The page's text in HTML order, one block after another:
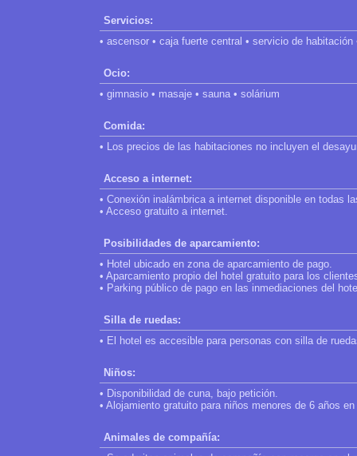
Servicios:
• ascensor • caja fuerte central • servicio de
Ocio:
• gimnasio • masaje • sauna • solárium
Comida:
• Los precios de las habitaciones no incluyen el
Acceso a internet:
• Conexión inalámbrica a internet disponible en todas
• Acceso gratuito a internet.
Posibilidades de aparcamiento:
• Hotel ubicado en zona de aparcamiento de pago.
• Aparcamiento propio del hotel gratuito para los
• Parking público de pago en las inmediaciones del
Silla de ruedas:
• El hotel es accesible para personas con silla de
Niños:
• Disponibilidad de cuna, bajo petición.
• Alojamiento gratuito para niños menores de 6 años
Animales de compañía: